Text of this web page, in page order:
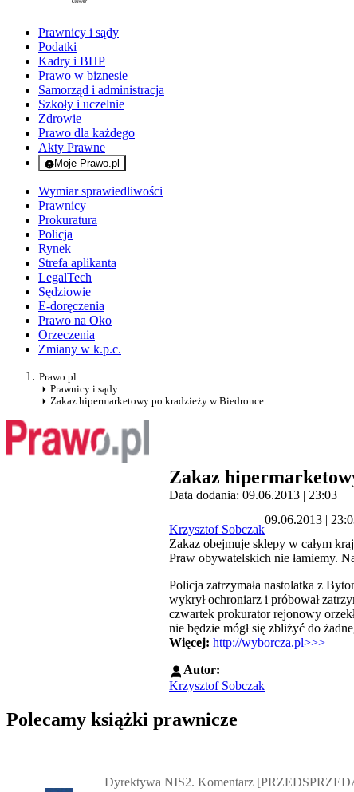
Prawnicy i sądy
Podatki
Kadry i BHP
Prawo w biznesie
Samorząd i administracja
Szkoły i uczelnie
Zdrowie
Prawo dla każdego
Akty Prawne
Moje Prawo.pl
- rejestracja i logowanie do serwisu
Wymiar sprawiedliwości
Prawnicy
Prokuratura
Policja
Rynek
Strefa aplikanta
LegalTech
Sędziowie
E-doręczenia
Prawo na Oko
Orzeczenia
Zmiany w k.p.c.
Prawo.pl
Prawnicy i sądy
Zakaz hipermarketowy po kradzieży w Biedronce
Zakaz
Data dodania: 09.06.2013 | 23:03
Krzysztof Sobczak
09.06.2013 |
Zakaz obejmuje sklepy w całym
Praw obywatelskich nie łamiemy.
Policja zatrzymała nastolatka z
wykrył ochroniarz i próbował
czwartek prokurator rejonowy
nie będzie mógł się zbliżyć do
Więcej: http://wyborcza.pl>>>
Autor:
Krzysztof Sobczak
Polecamy książki prawnicze
Dyrektywa NIS2. Komentarz